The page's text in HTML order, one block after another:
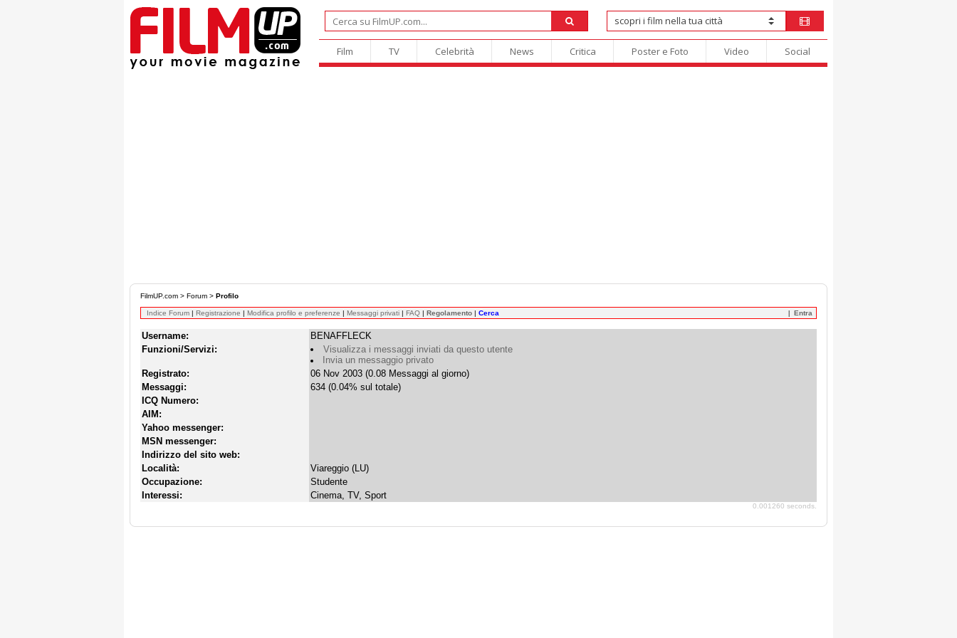
Film TV Celebrità News Critica Poster e Foto Video Social
FilmUP.com > Forum > Profilo
Indice Forum | Registrazione | Modifica profilo e preferenze | Messaggi privati | FAQ | Regolamento | Cerca Entra
Username:
BENAFFLECK
Funzioni/Servizi:
Visualizza i messaggi inviati da questo utente
Invia un messaggio privato
Registrato:
06 Nov 2003 (0.08 Messaggi al giorno)
Messaggi:
634 (0.04% sul totale)
ICQ Numero:
AIM:
Yahoo messenger:
MSN messenger:
Indirizzo del sito web:
Località:
Viareggio (LU)
Occupazione:
Studente
Interessi:
Cinema, TV, Sport
0.001260 seconds.